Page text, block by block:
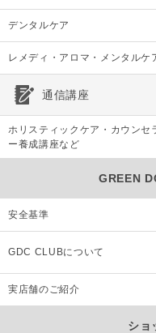
デンタルケア
レメディ・アロマ・メンタルケ
通信講座
ホリスティックケア・カウンセ
ー養成講座など
GREEN
安全基準
GDC CLUBについて
実店舗のご紹介
ショ